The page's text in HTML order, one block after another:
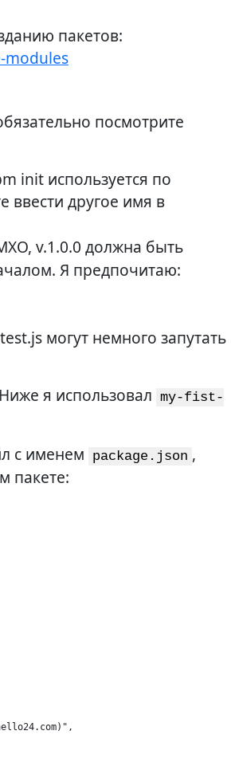
пакетов:
modules
посмотрите
init используется по
другое имя в
v.1.0.0 должна быть
Я предпочитаю:
могут немного запутать
я использовал my-fist-
с именем
package.json ,
пакете: